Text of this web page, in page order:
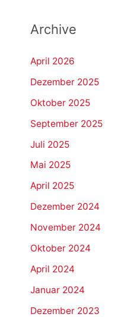
Archive
April 2026
Dezember 2025
Oktober 2025
September 2025
Juli 2025
Mai 2025
April 2025
Dezember 2024
November 2024
Oktober 2024
April 2024
Januar 2024
Dezember 2023